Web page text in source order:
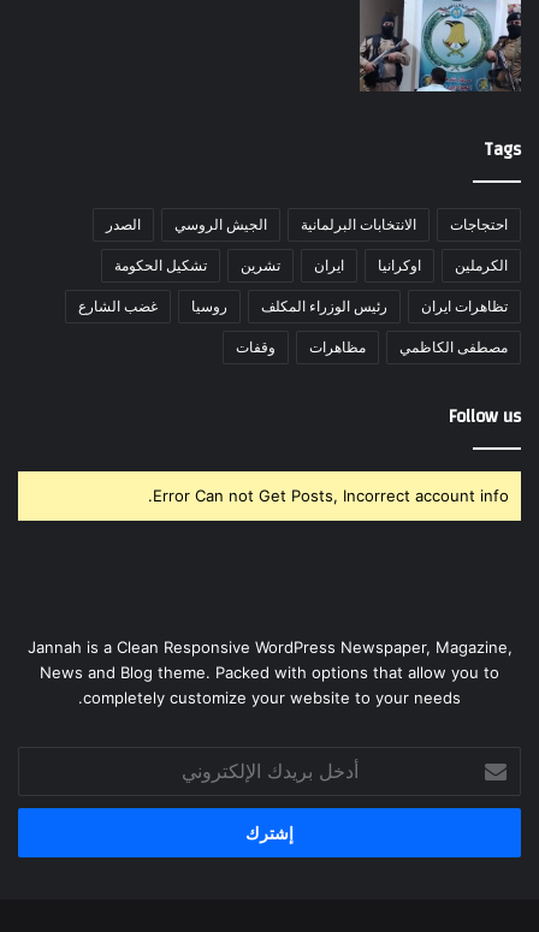
Tags
احتجاجات الانتخابات البرلمانية الجيش الروسي الصدر
الكرملين اوكرانيا ايران تشرين تشكيل الحكومة
تظاهرات ايران رئيس الوزراء المكلف روسيا غضب الشارع
مصطفى الكاظمي مظاهرات وقفات
Follow us
Error Can not Get Posts, Incorrect account info.
Jannah is a Clean Responsive WordPress Newspaper, Magazine,
News and Blog theme. Packed with options that allow you to
completely customize your website to your needs.
بريدك
الإلكتروني